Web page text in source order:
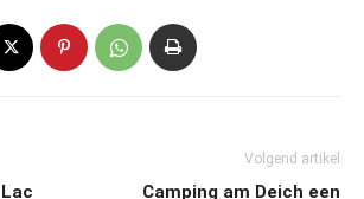
Volgend artikel
Camping am Deich een